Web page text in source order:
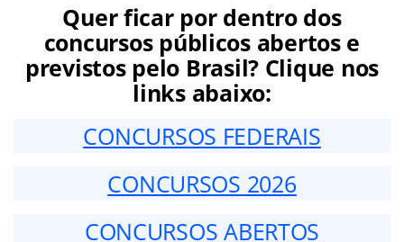
Quer ficar por dentro dos
concursos públicos abertos e
previstos pelo Brasil? Clique nos
links abaixo:
CONCURSOS FEDERAIS
CONCURSOS 2026
CONCURSOS ABERTOS